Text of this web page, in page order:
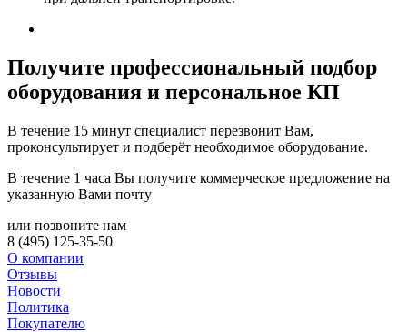
Получите профессиональный подбор
оборудования и персональное КП
В течение 15 минут специалист перезвонит Вам,
проконсультирует и подберёт необходимое оборудование.
В течение 1 часа Вы получите коммерческое предложение на
указанную Вами почту
или позвоните нам
8 (495) 125-35-50
О компании
Отзывы
Новости
Политика
Покупателю